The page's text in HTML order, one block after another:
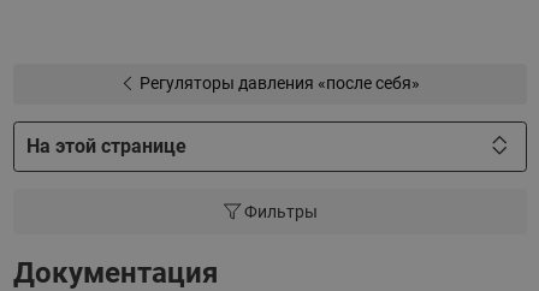
способностью от 1,0 до 6,3 м3/ч;
C диапазонами настройки давления 1-5 и 3-12 бар.
Регуляторы давления «после себя»
На этой странице
Фильтры
Документация